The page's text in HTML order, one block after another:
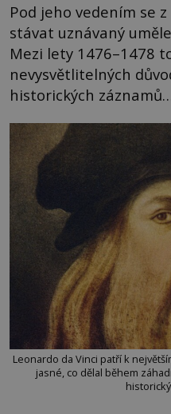
Pod jeho vedením se
stávat uznávaný
Mezi lety 1476–1478
nevysvětlitelných
historických
Leonardo da Vinci patří k
jasné, co dělal během